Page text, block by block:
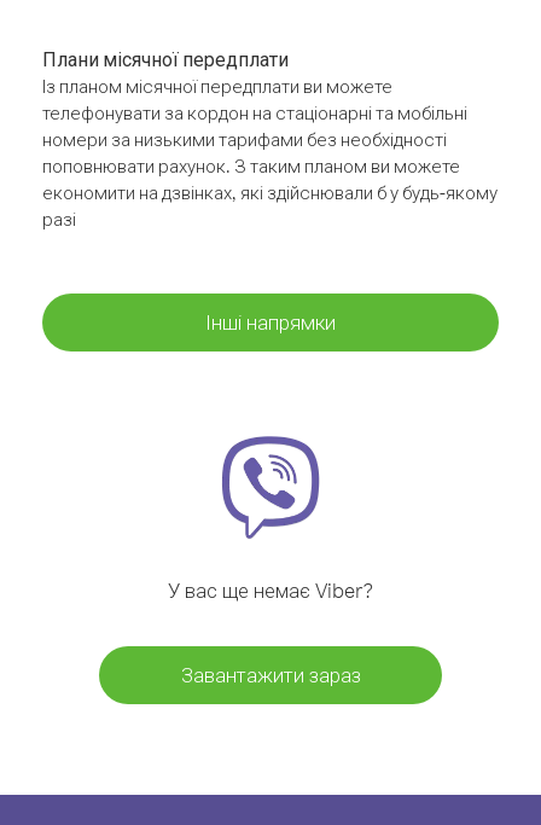
Плани місячної передплати
Із планом місячної передплати ви можете
телефонувати за кордон на стаціонарні та мобільні
номери за низькими тарифами без необхідності
поповнювати рахунок. З таким планом ви можете
економити на дзвінках, які здійснювали б у будь-якому
разі
Інші напрямки
У вас ще немає Viber?
Завантажити зараз